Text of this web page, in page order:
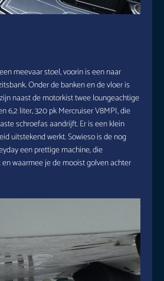
meevaar stoel, voorin is een naar
Onder de banken en de vloer is
naast de motorkist twee loungeachtige
6,2 liter, 320 pk Mercruiser V8MPI, die
schroefas aandrijft. Er is een klein
uitstekend werkt. Sowieso is de nog
een prettige machine, die
waarmee je de mooist golven achter